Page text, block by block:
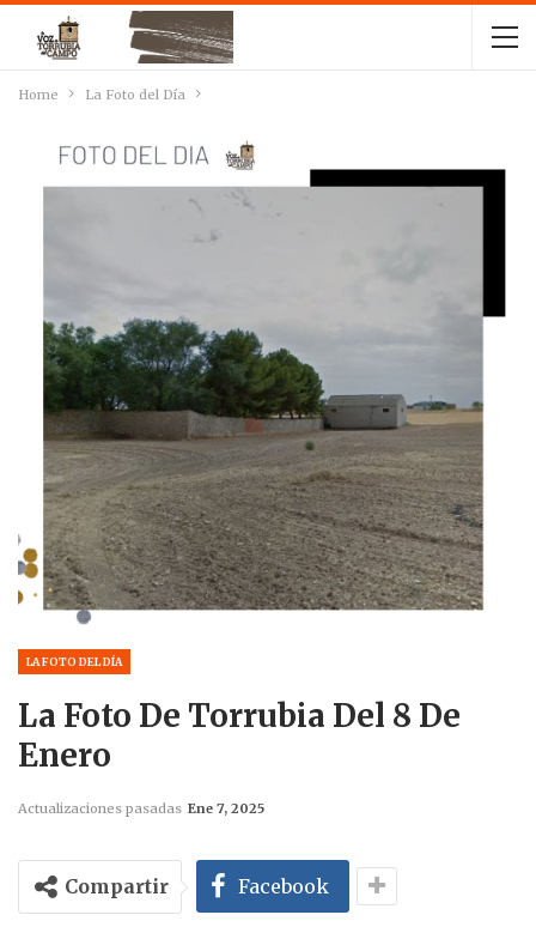
Home La Foto del Día
LA FOTO DEL DÍA
La Foto De Torrubia Del 8 De
Enero
Actualizaciones pasadas Ene 7, 2025
Compartir Facebook